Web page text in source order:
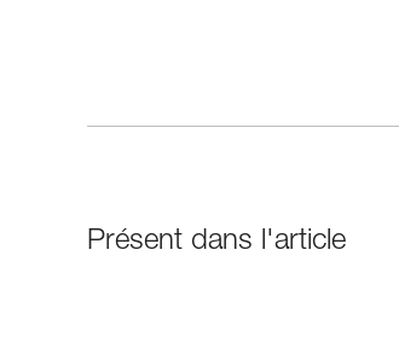
Présent dans l'article